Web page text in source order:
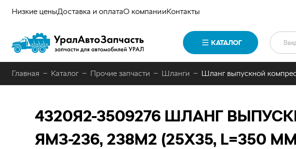
Низкие ценыДоставка и оплатаО компанииКонтакты
КАТАЛОГ
Главная Каталог Прочие запчасти Шланги Шланг выпускной
4320Я2-3509276 ШЛАНГ
ЯМЗ-236, 238М2 (25Х35, L=350